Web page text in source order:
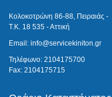
Κολοκοτρώνη 86-88, Πειραιάς -
Τ.Κ. 18 535 - Αττική
Email: info@servicekiniton.gr
Τηλέφωνο: 2104175700
Fax: 2104175715